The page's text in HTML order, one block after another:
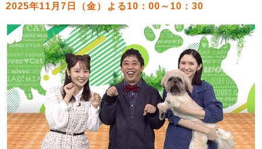
2025年11月7日（金）よる10：00～10：30